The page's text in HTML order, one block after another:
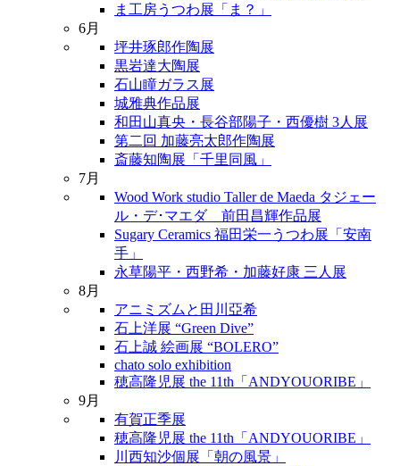
ま工房うつわ展「ま？」
6月
坪井琢郎作陶展
黒岩達大陶展
石山瞳ガラス展
城雅典作品展
和田山真央・長谷部陽子・西優樹 3人展
第二回 加藤亮太郎作陶展
斎藤知陶展「千里同風」
7月
Wood Work studio Taller de Maeda タジェー
ル・デ･マエダ 前田昌輝作品展
Sugary Ceramics 福田栄一うつわ展「安南
手」
永草陽平・西野希・加藤好康 三人展
8月
アニミズムと田川亞希
石上洋展 “Green Dive”
石上誠 絵画展 “BOLERO”
chato solo exhibition
穂高隆児展 the 11th「ANDYOUORIBE」
9月
有賀正季展
穂高隆児展 the 11th「ANDYOUORIBE」
川西知沙個展「朝の風景」